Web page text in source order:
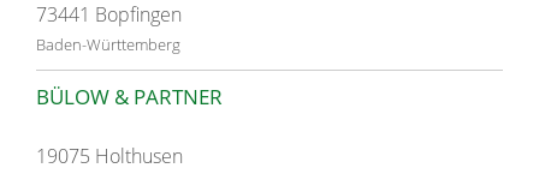
73441 Bopfingen
Baden-Württemberg
BÜLOW & PARTNER
19075 Holthusen